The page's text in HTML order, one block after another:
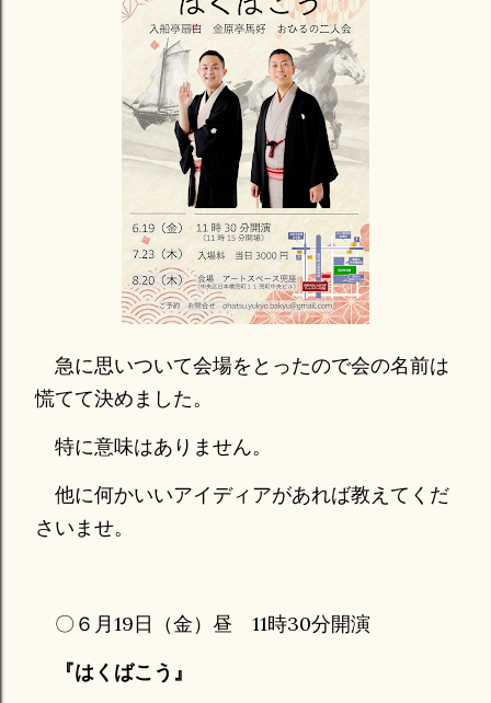
急に思いついて会場をとったので会の名前は
慌てて決めました。
特に意味はありません。
他に何かいいアイディアがあれば教えてくだ
さいませ。
〇６月19日（金）昼 11時30分開演
『はくばこう』